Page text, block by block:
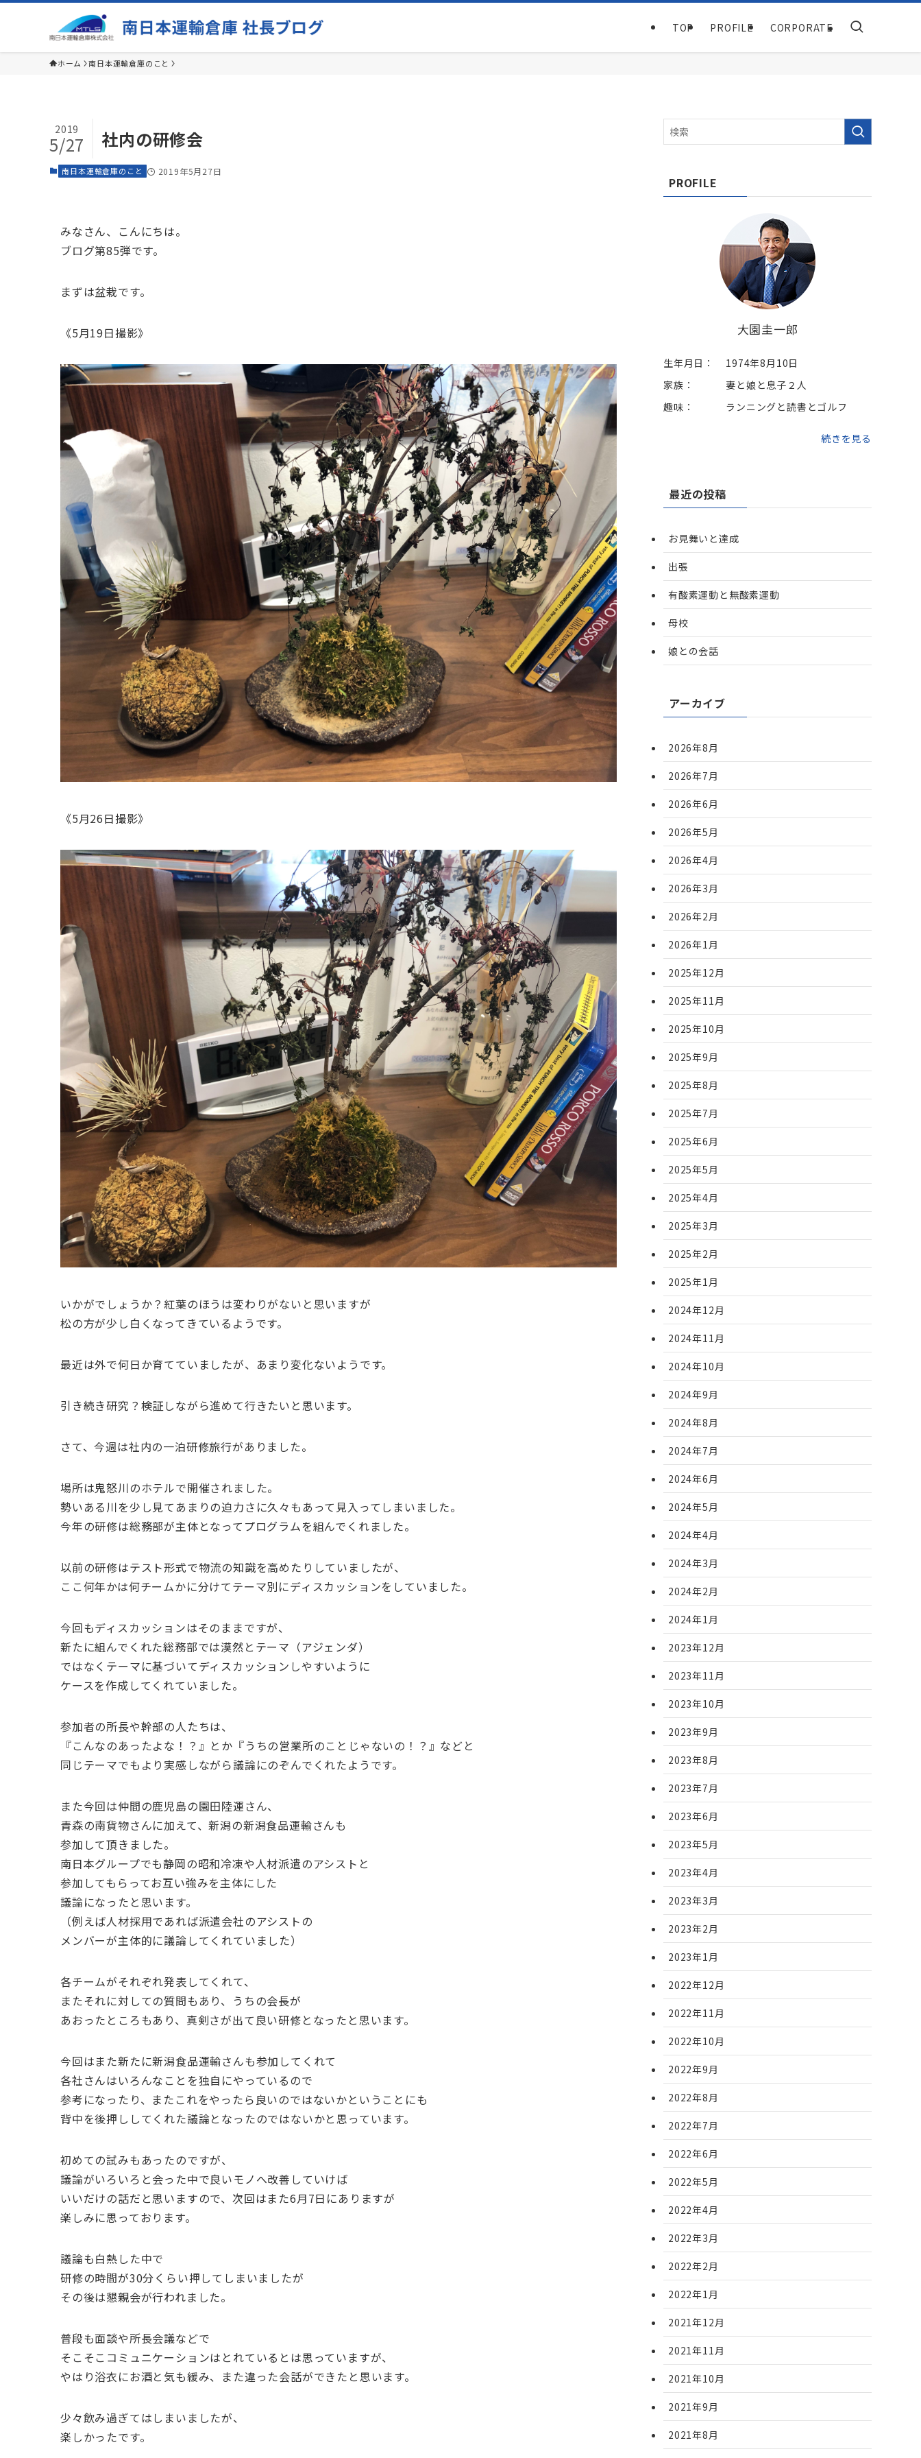
TOP PROFILE CORPORATE
ホーム 南日本運輸倉庫のこと
社内の研修会
2019
5/27
南日本運輸倉庫のこと 2019年5月27日
みなさん、こんにちは。
ブログ第85弾です。
まずは盆栽です。
《5月19日撮影》
《5月26日撮影》
いかがでしょうか？紅葉のほうは変わりがないと思いますが
松の方が少し白くなってきているようです。
最近は外で何日か育てていましたが、あまり変化ないようです。
引き続き研究？検証しながら進めて行きたいと思います。
さて、今週は社内の一泊研修旅行がありました。
場所は鬼怒川のホテルで開催されました。
勢いある川を少し見てあまりの迫力さに久々もあって見入ってしまいました。
今年の研修は総務部が主体となってプログラムを組んでくれました。
以前の研修はテスト形式で物流の知識を高めたりしていましたが、
ここ何年かは何チームかに分けてテーマ別にディスカッションをしていました。
今回もディスカッションはそのままですが、
新たに組んでくれた総務部では漠然とテーマ（アジェンダ）
ではなくテーマに基づいてディスカッションしやすいように
ケースを作成してくれていました。
参加者の所長や幹部の人たちは、
『こんなのあったよな！？』とか『うちの営業所のことじゃないの！？』などと
同じテーマでもより実感しながら議論にのぞんでくれたようです。
また今回は仲間の鹿児島の園田陸運さん、
青森の南貨物さんに加えて、新潟の新潟食品運輸さんも
参加して頂きました。
南日本グループでも静岡の昭和冷凍や人材派遣のアシストと
参加してもらってお互い強みを主体にした
議論になったと思います。
（例えば人材採用であれば派遣会社のアシストの
メンバーが主体的に議論してくれていました）
各チームがそれぞれ発表してくれて、
またそれに対しての質問もあり、うちの会長が
あおったところもあり、真剣さが出て良い研修となったと思います。
今回はまた新たに新潟食品運輸さんも参加してくれて
各社さんはいろんなことを独自にやっているので
参考になったり、またこれをやったら良いのではないかということにも
背中を後押ししてくれた議論となったのではないかと思っています。
初めての試みもあったのですが、
議論がいろいろと会った中で良いモノへ改善していけば
いいだけの話だと思いますので、次回はまた6月7日にありますが
楽しみに思っております。
議論も白熱した中で
研修の時間が30分くらい押してしまいましたが
その後は懇親会が行われました。
普段も面談や所長会議などで
そこそこコミュニケーションはとれているとは思っていますが、
やはり浴衣にお酒と気も緩み、また違った会話ができたと思います。
少々飲み過ぎてはしまいましたが、
楽しかったです。
PROFILE
大園圭一郎
生年月日：
1974年8月10日
家族：
妻と娘と息子２人
趣味：
ランニングと読書とゴルフ
続きを見る
最近の投稿
お見舞いと達成
出張
有酸素運動と無酸素運動
母校
娘との会話
アーカイブ
2026年8月
2026年7月
2026年6月
2026年5月
2026年4月
2026年3月
2026年2月
2026年1月
2025年12月
2025年11月
2025年10月
2025年9月
2025年8月
2025年7月
2025年6月
2025年5月
2025年4月
2025年3月
2025年2月
2025年1月
2024年12月
2024年11月
2024年10月
2024年9月
2024年8月
2024年7月
2024年6月
2024年5月
2024年4月
2024年3月
2024年2月
2024年1月
2023年12月
2023年11月
2023年10月
2023年9月
2023年8月
2023年7月
2023年6月
2023年5月
2023年4月
2023年3月
2023年2月
2023年1月
2022年12月
2022年11月
2022年10月
2022年9月
2022年8月
2022年7月
2022年6月
2022年5月
2022年4月
2022年3月
2022年2月
2022年1月
2021年12月
2021年11月
2021年10月
2021年9月
2021年8月